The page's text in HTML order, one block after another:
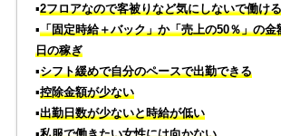
▪️2フロアなので客被りなど気にしないで働ける
▪️「固定時給＋バック」か「売上の50％」の金
日の稼ぎ
▪️シフト緩めで自分のペースで出勤できる
▪️控除金額が少ない
▪️出勤日数が少ないと時給が低い